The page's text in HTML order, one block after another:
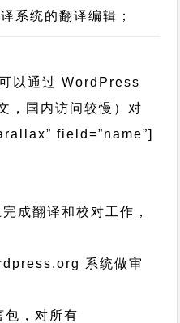
系统的翻译编辑；
以通过WordPress
，国内访问较慢）对
field=”name”]
成翻译和校对工作，
系统做审
包，对所有